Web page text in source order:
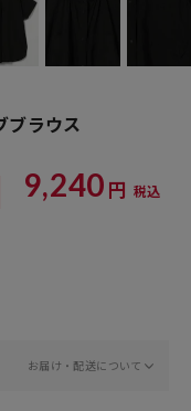
ブラウス
9,240 円 税込
お届け・配送について